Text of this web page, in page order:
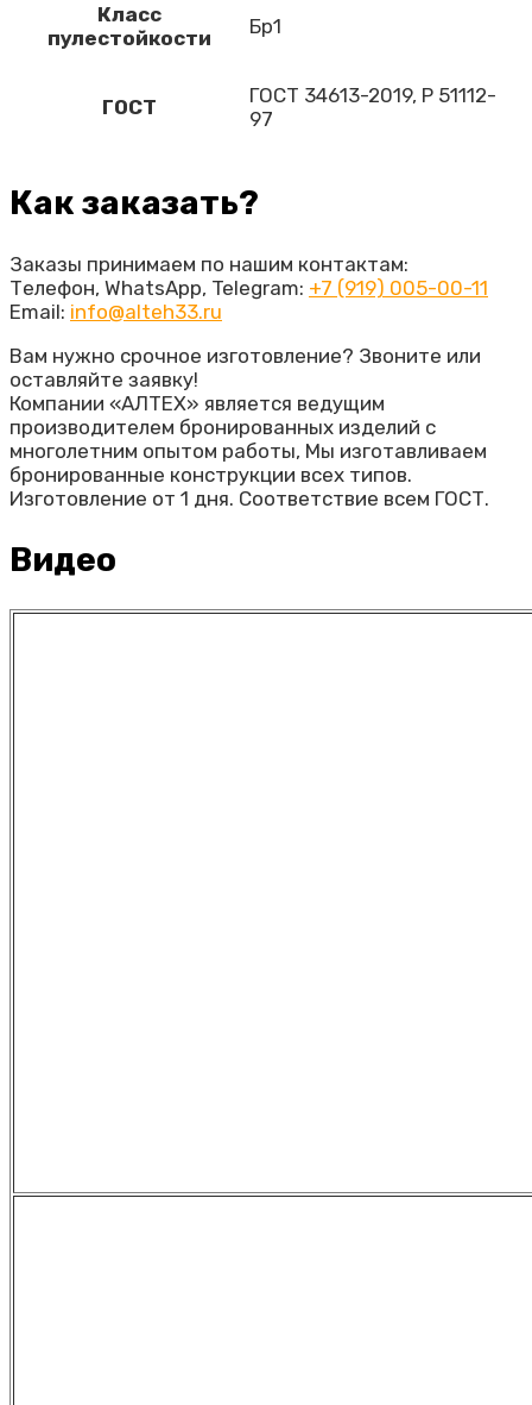
Класс
пулестойкости
Бр1
ГОСТ
ГОСТ 34613-2019, Р 51112-
97
Как заказать?
Заказы принимаем по нашим контактам:
Телефон, WhatsApp, Telegram: +7 (919) 005-00-11
Email: info@alteh33.ru
Вам нужно срочное изготовление? Звоните или
оставляйте заявку!
Компании «АЛТЕХ» является ведущим
производителем бронированных изделий с
многолетним опытом работы, Мы изготавливаем
бронированные конструкции всех типов.
Изготовление от 1 дня. Соответствие всем ГОСТ.
Видео